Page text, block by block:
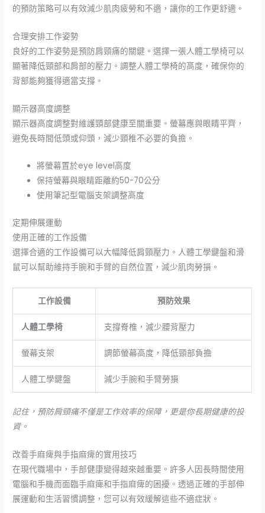
的預防策略可以有效減少肌肉疲勞和不適，讓你的工作更舒適。
合理安排工作姿勢
良好的工作姿勢是預防肩頸痛的關鍵。選擇一張人體工學椅可以
顯著降低頸部和肩部的壓力。調整人體工學椅的高度，確保你的
背部能夠獲得適當支撐。
顯示器高度調整
顯示器高度調整對維護頸部健康至關重要。螢幕應與眼睛平齊，
避免長時間低頭或仰頭，減少頸椎不必要的負擔。
將螢幕置於eye level高度
保持螢幕與眼睛距離約50-70公分
使用筆記型電腦支架調整高度
定期伸展運動
使用正確的工作設備
選擇合適的工作設備可以大幅降低肩頸壓力。人體工學鍵盤和滑
鼠可以幫助維持手腕和手臂的自然位置，減少肌肉勞損。
工作設備 預防效果
人體工學椅 支撐脊椎，減少腰背壓力
螢幕支架 調節螢幕高度，降低頸部負擔
人體工學鍵盤 減少手腕和手臂勞損
記住，預防肩頸痛不僅是工作效率的保障，更是你長期健康的投
資。
改善手麻痺與手指麻痺的實用技巧
在現代職場中，手部健康變得越來越重要。許多人因長時間使用
電腦和手機而面臨手麻痺和手指麻痺的困擾。透過正確的手部伸
展運動和生活習慣調整，您可以有效緩解這些不適症狀。